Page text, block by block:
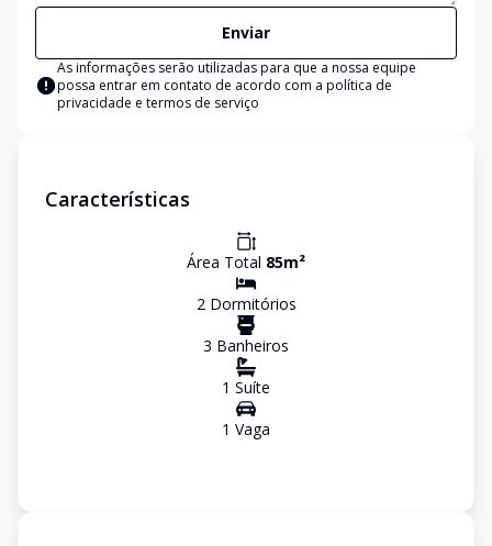
Enviar
As informações serão utilizadas para que a nossa equipe
possa entrar em contato de acordo com a política de
privacidade e termos de serviço
Características
Área Total 85m²
2Dormitórios
3 Banheiros
1 Suíte
1 Vaga